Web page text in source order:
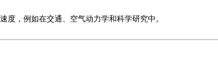
度，例如在交通、空气动力学和科学研究中。